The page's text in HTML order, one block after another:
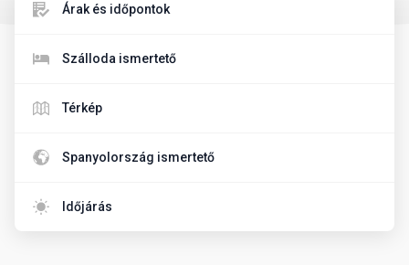
Árak és időpontok
Szálloda ismertető
Térkép
Spanyolország ismertető
Időjárás